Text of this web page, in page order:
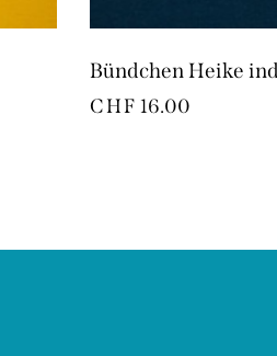
Bündchen Heike
CHF 16.00